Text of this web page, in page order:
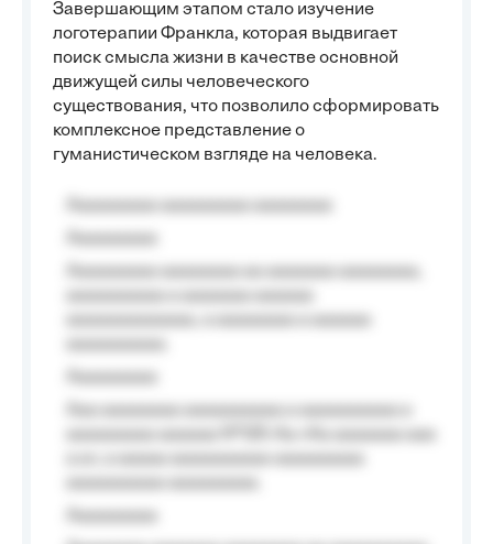
Завершающим этапом стало изучение
логотерапии Франкла, которая выдвигает
поиск смысла жизни в качестве основной
движущей силы человеческого
существования, что позволило сформировать
комплексное представление о
гуманистическом взгляде на человека.